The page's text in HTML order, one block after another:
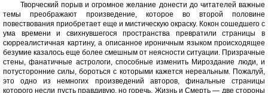
Творческий порыв и огромное желание донести до читателей важные
темы преображают произведение, которое во второй половине
повествования приобретает еще и мистическую окраску. Кокон сошедшего с
ума времени и свихнувшегося пространства превратили страницы в
сюрреалистичная картину, а описанное ироничным языком происходящее
безумие казалось еще более смешным от неясности ситуации. Призрачные
стены, фанатичные астрологи, способные изменить Мироздание люди, и
потусторонние силы, бороться с которыми кажется нереальным. Пожалуй,
это одно из немногих произведений авторов, финальные страницы
которого несли пусть правдивую, но горечь. Жизнь и Смерть — две стороны